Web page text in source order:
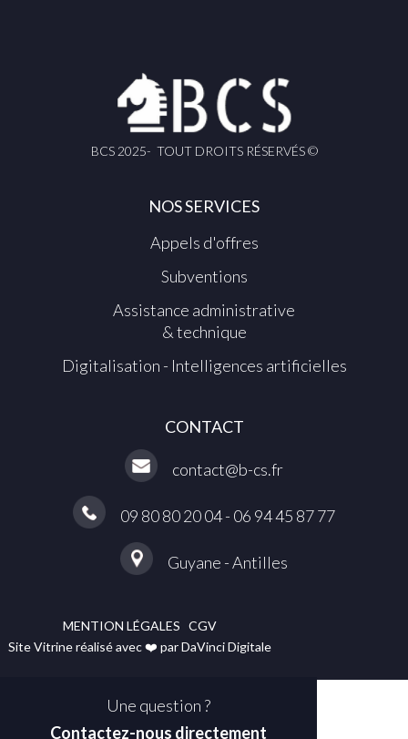
BCS 2025- TOUT DROITS RÉSERVÉS ©
NOS SERVICES
Appels d'offres
Subventions
Assistance administrative
& technique
Digitalisation - Intelligences artificielles
CONTACT
contact@b-cs.fr
09 80 80 20 04 - 06 94 45 87 77
Guyane - Antilles
MENTION LÉGALES CGV
Site Vitrine réalisé avec ❤️ par DaVinci Digitale
Une question ?
Contactez-nous directement